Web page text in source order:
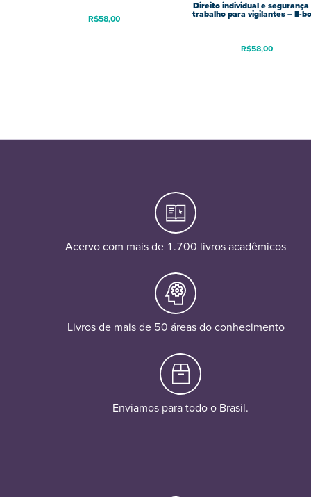
R$58,00
Direito individual e segurança
trabalho para vigilantes – E-
R$58,00
Acervo com mais de 1.700 livros acadêmicos
Livros de mais de 50 áreas do conhecimento
Enviamos para todo o Brasil.